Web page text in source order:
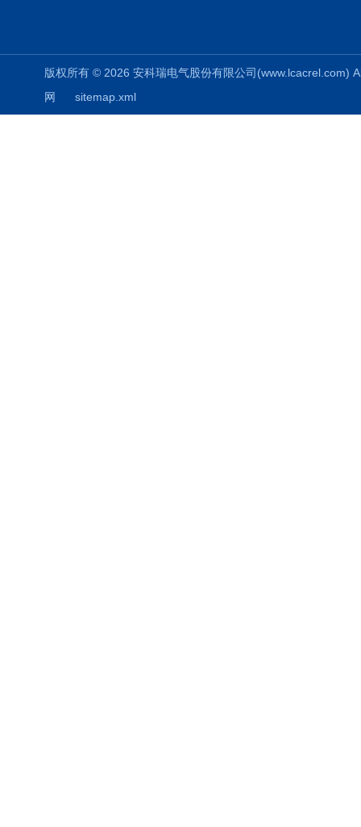
版权所有 © 2026 安科瑞电气股份有限公司
网
sitemap.xml